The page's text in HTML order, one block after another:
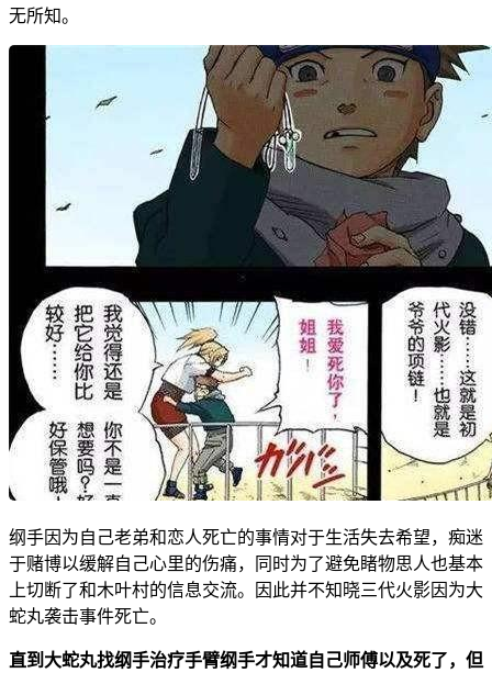
无所知。
纲手因为自己老弟和恋人死亡的事情对于生活失去希望，痴迷
于赌博以缓解自己心里的伤痛，同时为了避免睹物思人也基本
上切断了和木叶村的信息交流。因此并不知晓三代火影因为大
蛇丸袭击事件死亡。
直到大蛇丸找纲手治疗手臂纲手才知道自己师傅以及死了，但